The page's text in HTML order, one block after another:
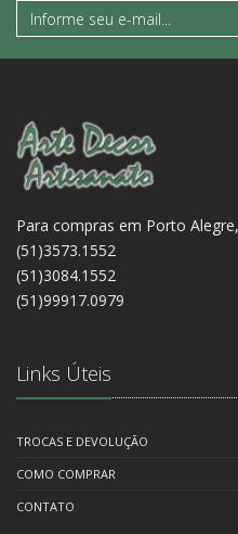
Para compras em Porto
(51)3573.1552
(51)3084.1552
(51)99917.0979
Links Úteis
TROCAS E DEVOLUÇÃO
COMO COMPRAR
CONTATO